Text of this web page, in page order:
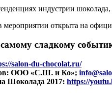
индустрии
мероприятии открыта на
сладкому
salon-du-chocolat.ru/
ООО «С.Ш. и Ко»;
Шоколада 2017: https://